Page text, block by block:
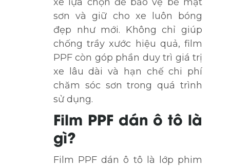
sơn và giữ cho xe luôn bóng
đẹp như mới. Không chỉ giúp
chống trầy xước hiệu quả, film
PPF còn góp phần duy trì giá trị
xe lâu dài và hạn chế chi phí
chăm sóc sơn trong quá trình
sử dụng.
Film PPF dán ô tô là
gì?
Film PPF dán ô tô là lớp phim